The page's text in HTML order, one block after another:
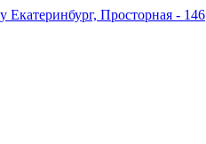
Екатеринбург, Просторная - 146